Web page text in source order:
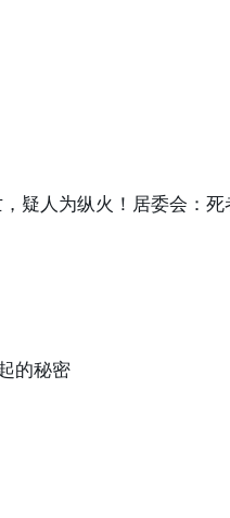
疑人为纵火！居委会：
的秘密